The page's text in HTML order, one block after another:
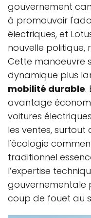
gouvernement
à promouvoir
électriques, et
nouvelle politique,
Cette manoeuvre
dynamique plus
mobilité durable.
avantage
voitures
les ventes,
l'écologie
traditionnel
l’expertise
gouvernementale
coup de fouet au